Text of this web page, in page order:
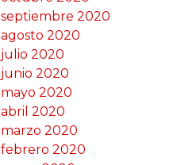
septiembre 2020
agosto 2020
julio 2020
junio 2020
mayo 2020
abril 2020
marzo 2020
febrero 2020